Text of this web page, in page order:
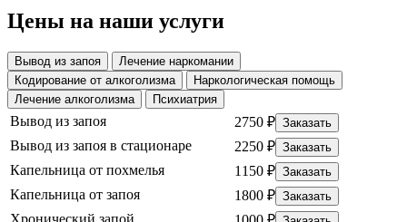
Цены на наши услуги
Вывод из запоя
Лечение наркомании
Кодирование от алкоголизма
Наркологическая помощь
Лечение алкоголизма
Психиатрия
Вывод из запоя 2750 ₽ Заказать
Вывод из запоя в стационаре 2250 ₽ Заказать
Капельница от похмелья 1150 ₽ Заказать
Капельница от запоя 1800 ₽ Заказать
Хронический запой